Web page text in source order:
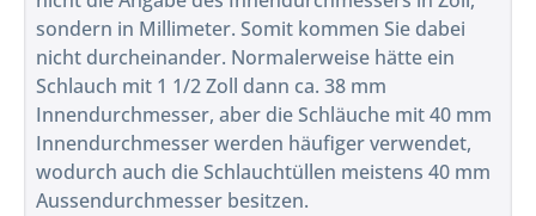
sondern in Millimeter. Somit kommen Sie dabei
nicht durcheinander. Normalerweise hätte ein
Schlauch mit 1 1/2 Zoll dann ca. 38 mm
Innendurchmesser, aber die Schläuche mit 40 mm
Innendurchmesser werden häufiger verwendet,
wodurch auch die Schlauchtüllen meistens 40 mm
Aussendurchmesser besitzen.